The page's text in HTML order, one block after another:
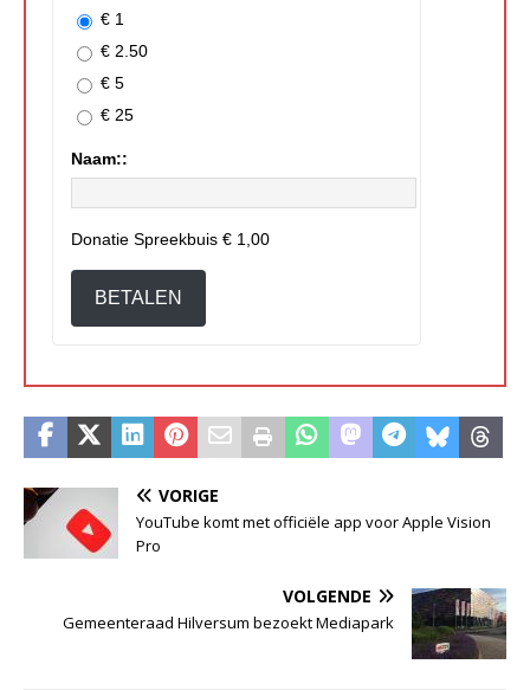
€ 1
€ 2.50
€ 5
€ 25
Naam::
Donatie Spreekbuis € 1,00
BETALEN
VORIGE
YouTube komt met officiële app voor Apple Vision
Pro
VOLGENDE
Gemeenteraad Hilversum bezoekt Mediapark